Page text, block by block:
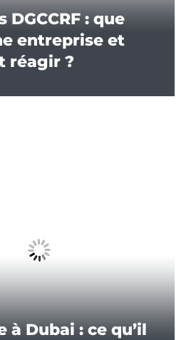
DGCCRF : que
entreprise et
réagir ?
à Dubai : ce qu’il